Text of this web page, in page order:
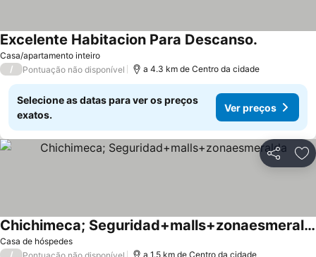
Casa/apartamento inteiro
Excelente Habitacion Para Descanso.
/ Pontuação não disponível a 4.3 km de Centro da cidade
Selecione as datas para ver os preços
exatos.
Ver preços
Partilhar
Casa de hóspedes
Chichimeca; Seguridad+malls+zonaesmeralda
/ Pontuação não disponível a 1.5 km de Centro da cidade